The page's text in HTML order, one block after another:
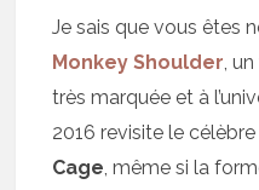
Je sais que vous êtes
Monkey Shoulder,
très marquée et à
2016 revisite le
Cage, même si la